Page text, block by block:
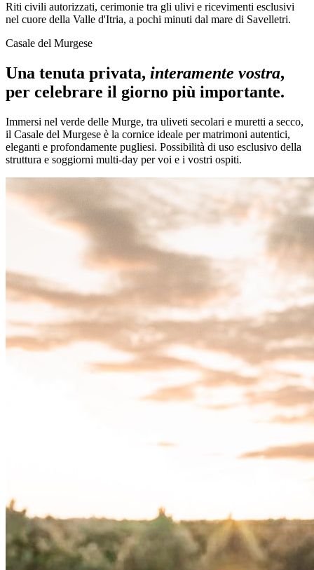
Riti civili autorizzati, cerimonie tra gli ulivi e ricevimenti esclusivi
nel cuore della Valle d'Itria, a pochi minuti dal mare di Savelletri.
Casale del Murgese
Una tenuta privata, interamente vostra,
per celebrare il giorno più importante.
Immersi nel verde delle Murge, tra uliveti secolari e muretti a secco,
il Casale del Murgese è la cornice ideale per matrimoni autentici,
eleganti e profondamente pugliesi. Possibilità di uso esclusivo della
struttura e soggiorni multi-day per voi e i vostri ospiti.